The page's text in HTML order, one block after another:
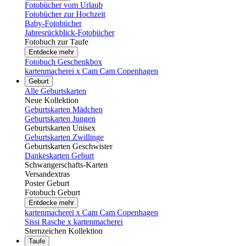
Fotobücher vom Urlaub
Fotobücher zur Hochzeit
Baby-Fotobücher
Jahresrückblick-Fotobücher
Fotobuch zur Taufe
Entdecke mehr
Fotobuch Geschenkbox
kartenmacherei x Cam Cam Copenhagen
Geburt
Alle Geburtskarten
Neue Kollektion
Geburtskarten Mädchen
Geburtskarten Jungen
Geburtskarten Unisex
Geburtskarten Zwillinge
Geburtskarten Geschwister
Dankeskarten Geburt
Schwangerschafts-Karten
Versandextras
Poster Geburt
Fotobuch Geburt
Entdecke mehr
kartenmacherei x Cam Cam Copenhagen
Sissi Rasche x kartenmacherei
Sternzeichen Kollektion
Taufe